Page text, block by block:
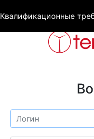
Квалификационные